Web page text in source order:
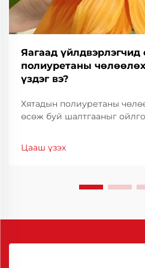
Яагаад
полиуретаны
үздэг вэ?
Хятадын полиуретаны
өсөж буй шалтгааныг
үйлдвэрлэгчдийн дунд
Цааш үзэх